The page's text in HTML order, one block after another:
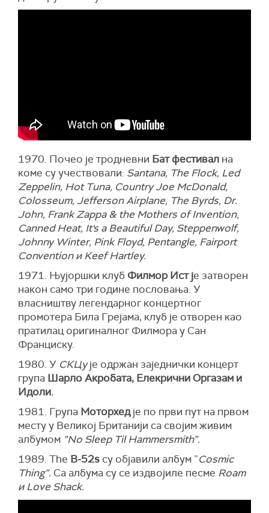
1970. Почео је тродневни Бат фестивал на
коме су учествовали: Santana, The Flock, Led
Zeppelin, Hot Tuna, Country Joe McDonald,
Colosseum, Jefferson Airplane, The Byrds, Dr.
John, Frank Zappa & the Mothers of Invention,
Canned Heat, It's a Beautiful Day, Steppenwolf,
Johnny Winter, Pink Floyd, Pentangle, Fairport
Convention и Keef Hartley.
1971. Њујоршки клуб Филмор Ист је затворен
након само три године пословања. У
власништву легендарног концертног
промотера Била Грејама, клуб је отворен као
пратилац оригиналног Филмора у Сан
Франциску.
1980. У СКЦује одржан заједнички концерт
група Шарло Акробата, Елекрични Оргазам и
Идоли.
1981. Група Моторхедје по први пут на првом
месту у Великој Британији са својим живим
албумом ”No Sleep Til Hammersmith”.
1989. The B-52s су објавили албум ”Cosmic
Thing”. Са албума су се издвојиле песме Roam
и Love Shack.